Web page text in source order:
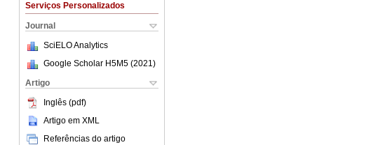
Serviços Personalizados
Journal
SciELO Analytics
Google Scholar H5M5 (2021 )
Artigo
Inglês (pdf)
Artigo em XML
Referências do artigo